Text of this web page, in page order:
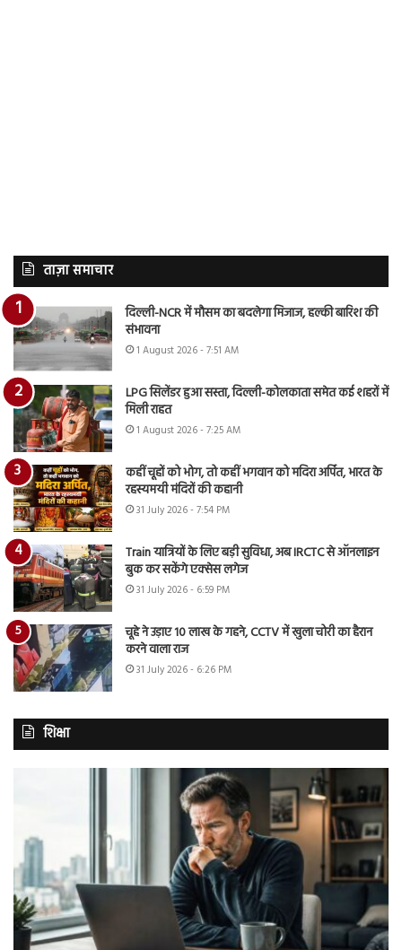
ताज़ा समाचार
दिल्ली-NCR में मौसम का बदलेगा मिजाज, हल्की बारिश की
संभावना
1 August 2026 - 7:51 AM
LPG सिलेंडर हुआ सस्ता, दिल्ली-कोलकाता समेत कई शहरों में
मिली राहत
1 August 2026 - 7:25 AM
कहीं चूहों को भोग, तो कहीं भगवान को मदिरा अर्पित, भारत के
रहस्यमयी मंदिरों की कहानी
31 July 2026 - 7:54 PM
Train यात्रियों के लिए बड़ी सुविधा, अब IRCTC से ऑनलाइन
बुक कर सकेंगे एक्सेस लगेज
31 July 2026 - 6:59 PM
चूहे ने उड़ाए 10 लाख के गहने, CCTV में खुला चोरी का हैरान
करने वाला राज
31 July 2026 - 6:26 PM
शिक्षा